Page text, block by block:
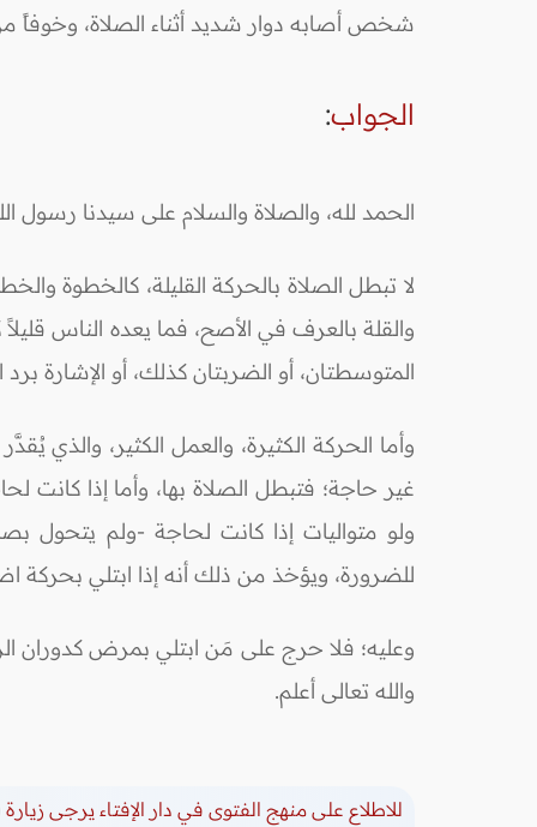
شخص أصابه دوار شديد أثناء الصلاة، وخوفاً
الجواب:
الحمد لله، والصلاة والسلام على سيدنا رسول
لا تبطل الصلاة بالحركة القليلة، كالخطوة
والقلة بالعرف في الأصح، فما يعده الناس
المتوسطتان، أو الضربتان كذلك، أو الإشارة برد
وأما الحركة الكثيرة، والعمل الكثير، والذي
غير حاجة؛ فتبطل الصلاة بها، وأما إذا كانت
ولو متواليات إذا كانت لحاجة -ولم يتحول
للضرورة، ويؤخذ من ذلك أنه إذا ابتلي بحركة
وعليه؛ فلا حرج على مَن ابتلي بمرض كدوران
والله تعالى أعلم.
للاطلاع على منهج الفتوى في دار الإفتاء يرجى زيارة